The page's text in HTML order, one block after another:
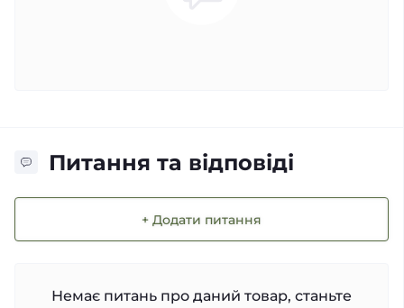
Питання та відповіді
+ Додати питання
Немає питань про даний товар, станьте